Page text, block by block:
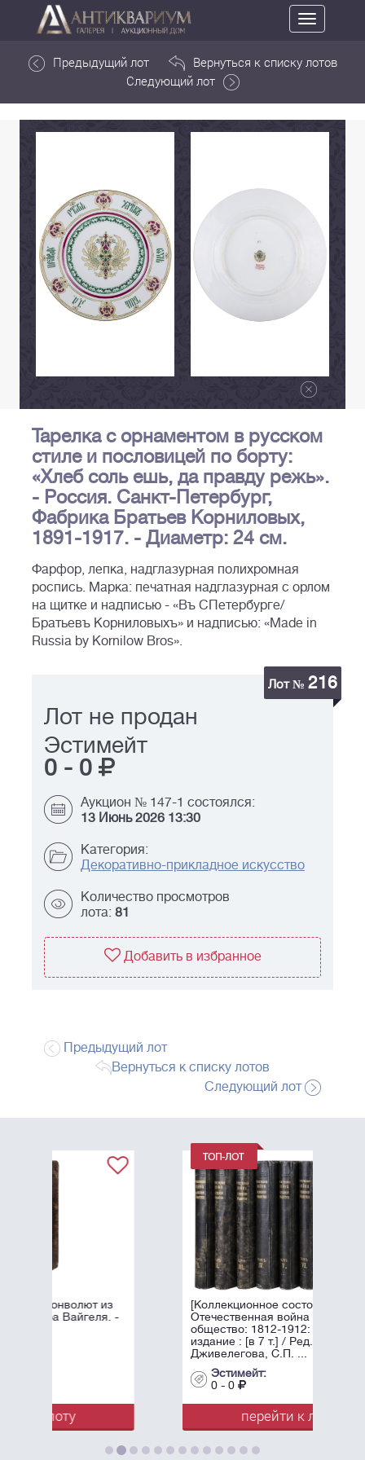
Toggle
navigation
Предыдущий лот
Вернуться к списку лотов
Следующий лот
Тарелка с орнаментом в русском
стиле и пословицей по борту:
«Хлеб соль ешь, да правду режь».
- Россия. Санкт-Петербург,
Фабрика Братьев Корниловых,
1891-1917. - Диаметр: 24 см.
Фарфор, лепка, надглазурная полихромная
роспись. Марка: печатная надглазурная с орлом
на щитке и надписью - «Въ СПетербурге/
Братьевъ Корниловыхъ» и надписью: «Made in
Russia by Kornilow Bros».
Лот № 216
Лот не продан
Эстимейт
0 - 0
Аукцион № 147-1 состоялся:
13 Июнь 2026 13:30
Категория:
Декоративно-прикладное искусство
Количество просмотров
лота: 81
Добавить в избранное
Предыдущий лот
Вернуться к списку лотов
Следующий лот
[Коллекционное состояние].
Отечественная война и русское
общество: 1812-1912: Юбилейное
издание : [в 7 т.] / Ред. А.К.
Дживелегова, С.П. ...
перейти к лоту